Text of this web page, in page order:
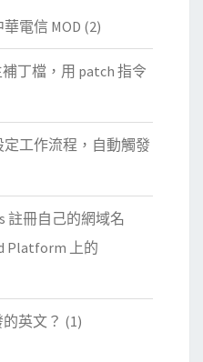
電信 MOD (2)
丁檔，用 patch 指令
工作流程，自動觸發
註冊自己的網域名
Platform 上的
英文？ (1)